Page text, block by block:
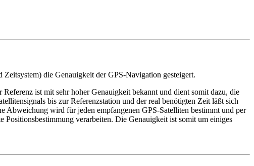
die Genauigkeit der GPS-Navigation gesteigert.
ist mit sehr hoher Genauigkeit bekannt und dient somit dazu, die
bis zur Referenzstation und der real benötigten Zeit läßt sich
Abweichung wird für jeden empfangenen GPS-Satelliten bestimmt und per
verarbeiten. Die Genauigkeit ist somit um einiges